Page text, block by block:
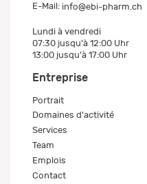
E-Mail: info@ebi-pharm.ch
Lundi à vendredi
07:30 jusqu'à 12:00 Uhr
13:00 jusqu'à 17:00 Uhr
Entreprise
Portrait
Domaines d'activité
Services
Team
Emplois
Contact